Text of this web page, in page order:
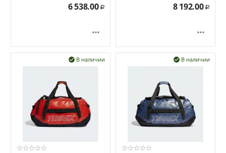
6 538.00 Р

8 192.00 Р

В наличии
 В наличии
